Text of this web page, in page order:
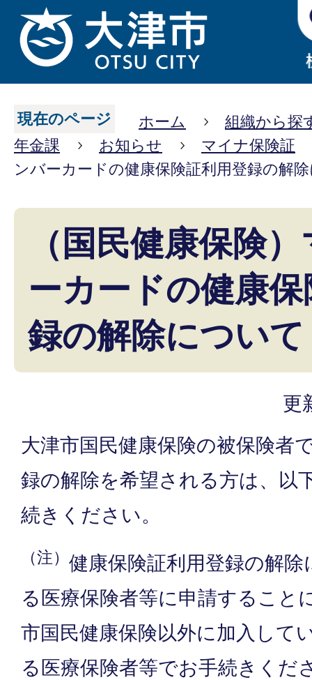
現在のページ ホーム
組織から探
年金課
お知らせ
マイナ保険証
ンバーカードの健康保険証利用登録の解
（国民健康保険
ーカードの健康
録の解除について
更
大津市国民健康保険の被保険者
録の解除を希望される方は、以
続きください。
（注） 健康保険証利用登録の解
る医療保険者等に申請すること
市国民健康保険以外に加入して
る医療保険者等でお手続きくだ